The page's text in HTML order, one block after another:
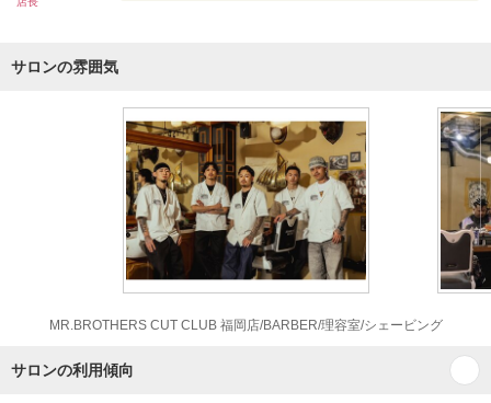
サロンの雰囲気
MR.BROTHERS CUT CLUB 福岡店/BARBER/理容室/シェービング
サロンの利用傾向